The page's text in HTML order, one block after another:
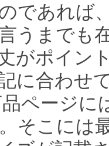
であれば
うまでも
がポイン
に合わせ
ページに
そこには